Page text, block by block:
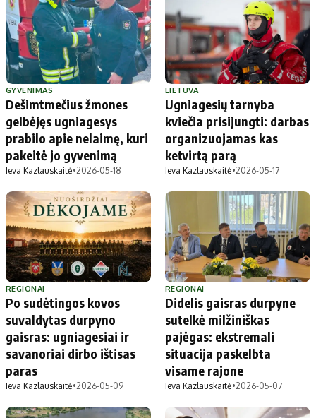
GYVENIMAS
Dešimtmečius žmones
gelbėjęs ugniagesys
prabilo apie nelaimę, kuri
pakeitė jo gyvenimą
Ieva Kazlauskaitė•2026-05-18
LIETUVA
Ugniagesių tarnyba
kviečia prisijungti: darbas
organizuojamas kas
ketvirtą parą
Ieva Kazlauskaitė•2026-05-17
REGIONAI
Po sudėtingos kovos
suvaldytas durpyno
gaisras: ugniagesiai ir
savanoriai dirbo ištisas
paras
Ieva Kazlauskaitė•2026-05-09
REGIONAI
Didelis gaisras durpyne
sutelkė milžiniškas
pajėgas: ekstremali
situacija paskelbta
visame rajone
Ieva Kazlauskaitė•2026-05-07